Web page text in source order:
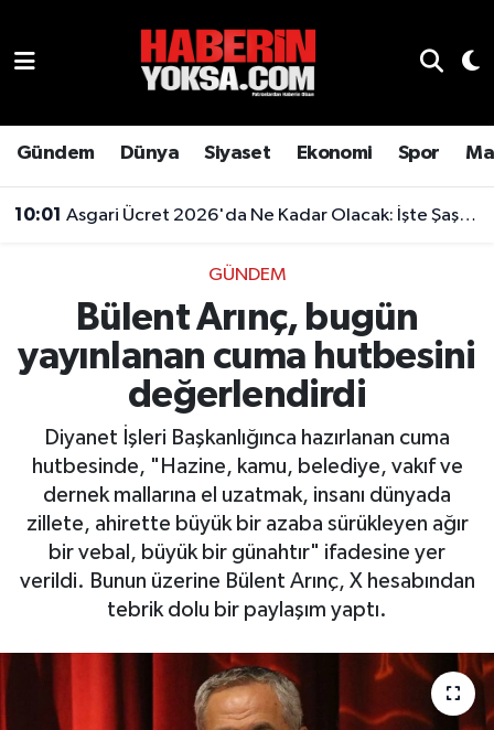
Gündem Dünya Siyaset Ekonomi Spor
10:01 Asgari Ücret 2026'da Ne Kadar Olacak: İşte Şaşırtan Rakam
GÜNDEM
Bülent Arınç, bugün
yayınlanan cuma hutbesini
değerlendirdi
Diyanet İşleri Başkanlığınca hazırlanan cuma
hutbesinde, "Hazine, kamu, belediye, vakıf ve
dernek mallarına el uzatmak, insanı dünyada
zillete, ahirette büyük bir azaba sürükleyen ağır
bir vebal, büyük bir günahtır" ifadesine yer
verildi. Bunun üzerine Bülent Arınç, X hesabından
tebrik dolu bir paylaşım yaptı.
Genel
Gündem
Magazin
Otomobil
Sağlık
Teknoloji
Hava Durumu
Son Dakika Haberleri
Haber Arşivi